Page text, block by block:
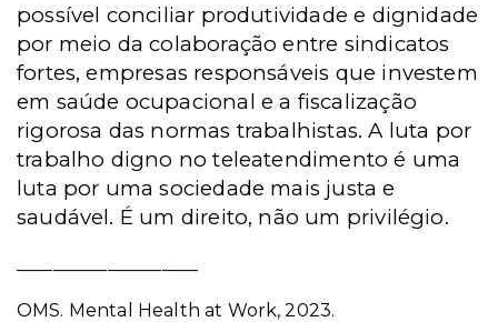
possível conciliar produtividade e dignidade
por meio da colaboração entre sindicatos
fortes, empresas responsáveis que investem
em saúde ocupacional e a fiscalização
rigorosa das normas trabalhistas. A luta por
trabalho digno no teleatendimento é uma
luta por uma sociedade mais justa e
saudável. É um direito, não um privilégio.
OMS. Mental Health at Work, 2023.